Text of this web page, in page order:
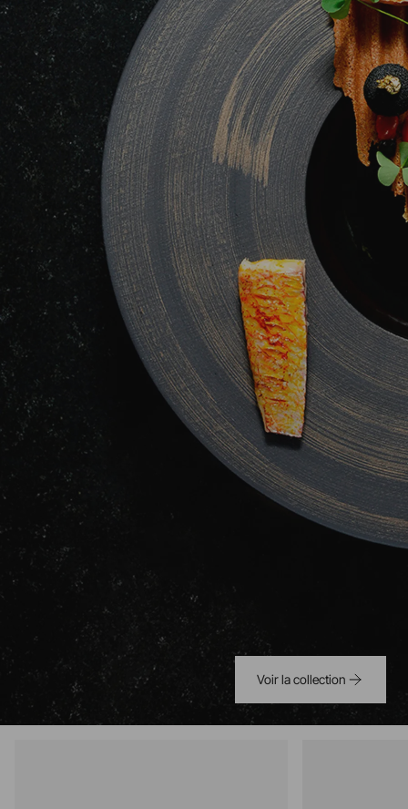
contenants pour le service des accompagnements,
des sauces et des jus. Résistante, la matière
parfaitement non-poreuse ne craint ni la lame du
couteau ni les bons coups de fourchette. En outre,
elle possède la propriété rare de se bonifier avec le
temps y compris dans le cas d’un usage intensif. Son
aspect initial brut s’adoucit très vite pour laisser place
à un touché soyeux sans égal. Décidément
universelle, la gamme Basalt se fait aujourd’hui la
porte-parole d’une tendance sans frontières qui
renoue avec une cuisine saine autant que
responsable. Elle séduit par son authenticité, son
élégance brute et minérale, son hygiène parfaite et
sa résistance mécanique incomparable, comme par
sa capacité naturelle à sublimer vos préparations des
plus simples aux plus raffinées.
Voir la collection